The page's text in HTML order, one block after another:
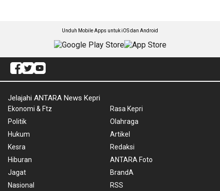
Unduh Mobile Apps untuk iOS dan Android
Jelajahi ANTARA News Kepri
Ekonomi & Ftz
Politik
Hukum
Kesra
Hiburan
Jagat
Nasional
Rasa Kepri
Olahraga
Artikel
Redaksi
ANTARA Foto
BrandA
RSS